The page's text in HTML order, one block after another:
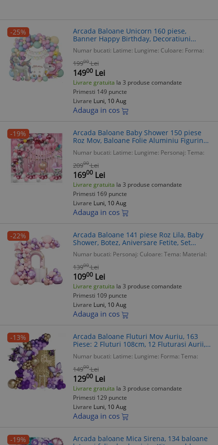
-25%
Arcada Baloane Unicorn 160 piese,
Banner Happy Birthday, Decoratiuni
Prajituri, Baloane Folie Aluminiu,
Curcubeu
Numar bucati: Latime: Lungime: Culoare: Forma:
19900 Lei
14900 Lei
Livrare gratuita la 3 produse comandate
Primesti 149 puncte
Livrare Luni, 10 Aug
Adauga in cos
-19%
Arcada Baloane Baby Shower 150 piese
Roz Mov, Baloane Folie Aluminiu Figurine
Bebelus, Perdele Decorative, Kit
Aniversare Fetite
Numar bucati: Latime: Lungime: Personaj: Tema:
20900 Lei
16900 Lei
Livrare gratuita la 3 produse comandate
Primesti 169 puncte
Livrare Luni, 10 Aug
Adauga in cos
-22%
Arcada Baloane 141 piese Roz Lila, Baby
Shower, Botez, Aniversare Fetite, Set
Baloane Latex, Folie, Stea, Fluturasi Aurii
Numar bucati: Personaj: Culoare: Tema: Material:
13900 Lei
10900 Lei
Livrare gratuita la 3 produse comandate
Primesti 109 puncte
Livrare Luni, 10 Aug
Adauga in cos
-13%
Arcada Baloane Fluturi Mov Auriu, 163
Piese: 2 Fluturi 108cm, 12 Fluturasi Aurii,
Set Aniversare, Botez, Petrecere Tematica
Numar bucati: Latime: Lungime: Forma: Tema:
14900 Lei
12900 Lei
Livrare gratuita la 3 produse comandate
Primesti 129 puncte
Livrare Luni, 10 Aug
Adauga in cos
-19%
Arcada baloane Mica Sirena, 134 baloane